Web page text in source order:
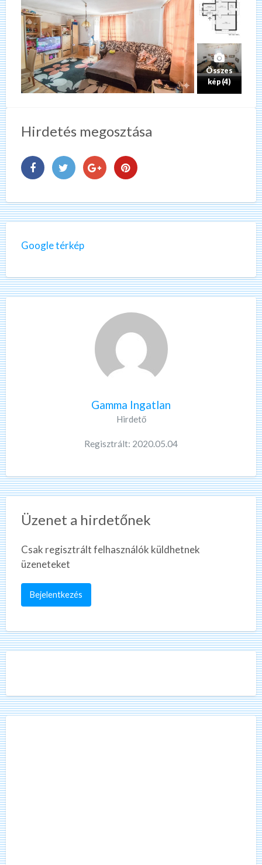
Összes
kép (4)
Hirdetés megosztása
Google térkép
Gamma Ingatlan
Hirdető
Regisztrált: 2020.05.04
Üzenet a hirdetőnek
Csak regisztrált felhasználók küldhetnek
üzeneteket
Bejelentkezés